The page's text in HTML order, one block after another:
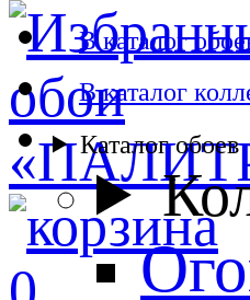
В каталог
В каталог
Каталог обоев